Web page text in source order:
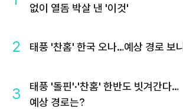
없이 열돔 박살 낸 '이것'
2 태풍 '찬홈' 한국 오나…예상 경로 보니
3
태풍 '돌핀'·'찬홈' 한반도 빗겨간다…
예상 경로는?